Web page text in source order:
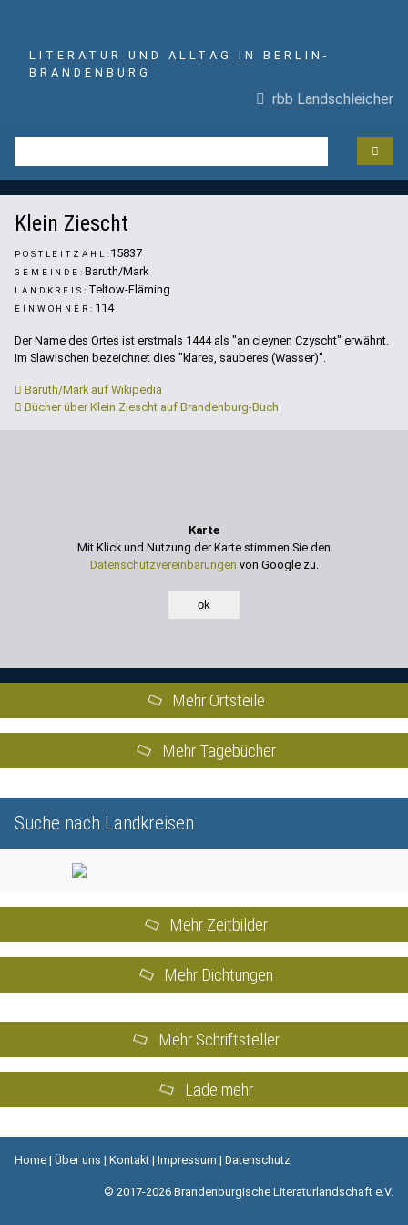
LITERATUR UND ALLTAG IN BERLIN-
BRANDENBURG
rbb Landschleicher
"Tausendjähriger Obstbaum" in Klein Ziescht, um 1918
Klein Ziescht
POSTLEITZAHL: 15837
GEMEINDE: Baruth/Mark
LANDKREIS: Teltow-Fläming
EINWOHNER: 114
Der Name des Ortes ist erstmals 1444 als "an cleynen Czyscht" erwähnt.
Im Slawischen bezeichnet dies "klares, sauberes (Wasser)".
Baruth/Mark auf Wikipedia
Bücher über Klein Ziescht auf Brandenburg-Buch
Karte
Mit Klick und Nutzung der Karte stimmen Sie den
Datenschutzvereinbarungen von Google zu.
ok
Mehr Ortsteile
Mehr Tagebücher
Suche nach Landkreisen
Mehr Zeitbilder
Mehr Dichtungen
Mehr Schriftsteller
Lade mehr
Home | Über uns | Kontakt | Impressum | Datenschutz
© 2017-2026 Brandenburgische Literaturlandschaft e.V.